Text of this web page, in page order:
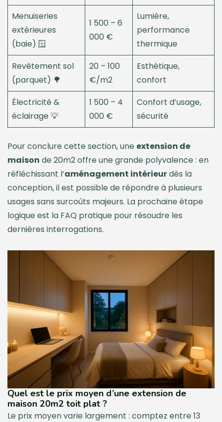
Menuiseries
extérieures
(baie) 🪟
1 500 – 6
000 €
Lumière,
performance
thermique
Revêtement sol
(parquet) 🌳
20 – 100
€/m2
Esthétique,
confort
Électricité &
éclairage 💡
1 500 – 4
000 €
Confort d’usage,
sécurité
Pour conclure cette section, une extension de
maison de 20m2 offre une grande polyvalence : en
réfléchissant l’aménagement intérieurdès la
conception, il est possible de répondre à plusieurs
usages sans surcoûts majeurs. La prochaine étape
logique est la FAQ pratique pour résoudre les
dernières interrogations.
Quel est le prix moyen d’une extension de
maison 20m2 toit plat ?
Le prix moyen varie largement : comptez entre 13